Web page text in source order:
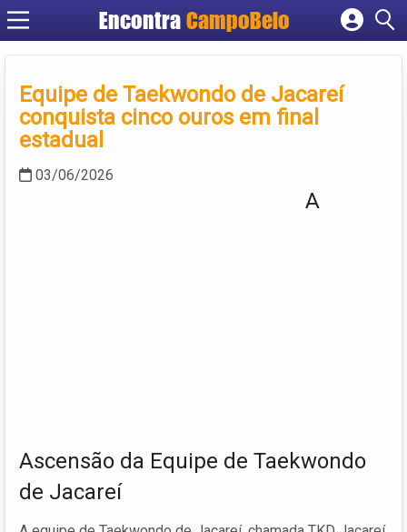
EncontraCampoBelo
Cadastrar empresa
Criar conta
Equipe de Taekwondo de Jacareí
conquista cinco ouros em final
estadual
03/06/2026
A
Ascensão da Equipe de Taekwondo
de Jacareí